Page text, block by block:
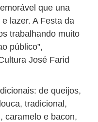
que una
lazer. A Festa da
trabalhando muito
público”,
José Farid
de queijos,
tradicional,
caramelo e bacon,